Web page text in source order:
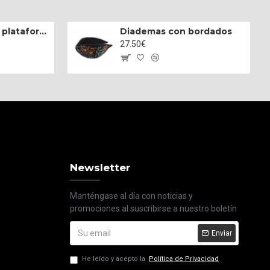
Zapatillas hi-top plataforma napa blanca Diademas con bordados
27.50€
Newsletter
Manténgase al día con noticias y
promociones al suscribirse a nuestro boletín
Enviar
He leído y acepto la Política de Privacidad